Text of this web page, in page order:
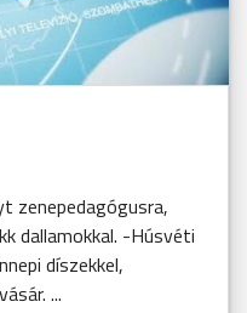
zenepedagógusra,
dallamokkal. -Húsvéti
díszekkel,
...